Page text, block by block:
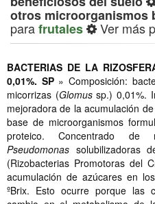
otros microorganismos
parafrutales Ver más
BACTERIAS DE LA
0,01%. SP » Composición:
micorrizas (Glomussp.) 0,01%.
mejoradora de la acumulación
base de microorganismos
proteico. Concentrado de
Pseudomonas solubilizadoras
(Rizobacterias Promotoras del
acumulación de azúcares en
ºBrix. Esto ocurre porque las